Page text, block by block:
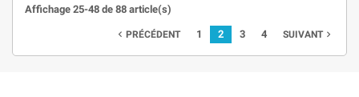
Affichage 25-48 de 88 article(s)
 PRÉCÉDENT 1 2 3 4 SUIVANT